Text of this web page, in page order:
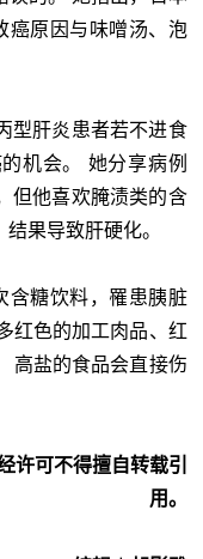
癌原因与味噌汤、泡
型肝炎患者若不进食
机会。 她分享病例
但他喜欢腌渍类的含
果导致肝硬化。
含糖饮料，罹患胰脏
红色的加工肉品、红
高盐的食品会直接伤
许可不得擅自转载引
用。